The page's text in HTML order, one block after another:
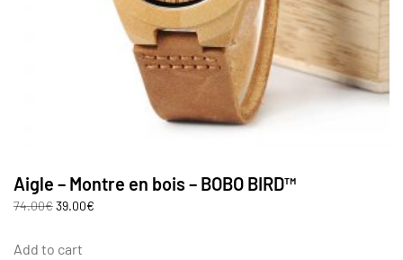
Aigle – Montre en bois – BOBO BIRD™
74.00€39.00€
Add to cart